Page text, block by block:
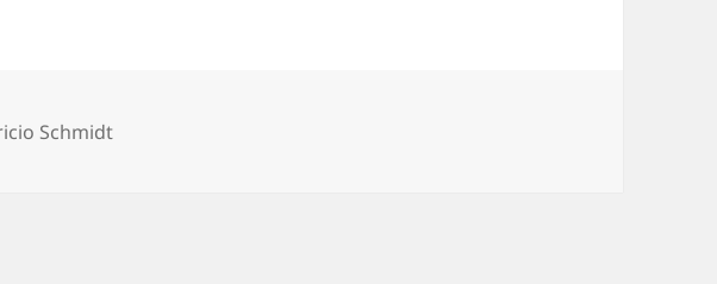
Schmidt